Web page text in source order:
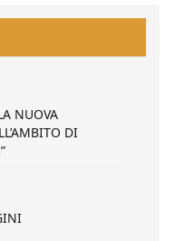
NUOVA
DI